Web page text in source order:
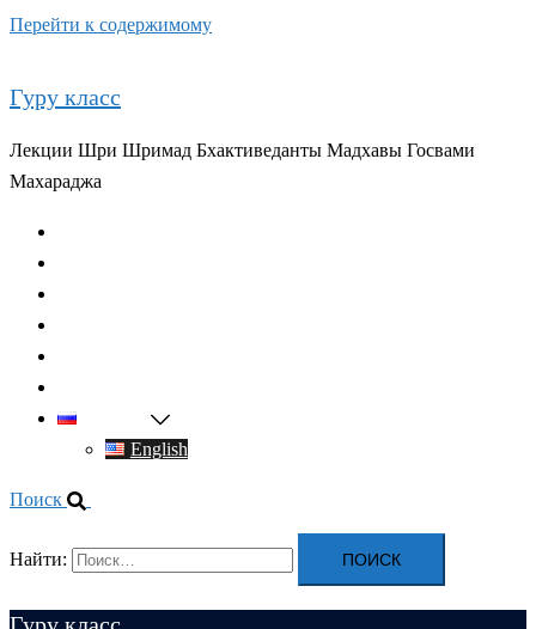
Перейти к содержимому
Гуру класс
Лекции Шри Шримад Бхактиведанты Мадхавы Госвами
Махараджа
English
Поиск
Найти: